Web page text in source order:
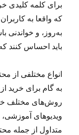
برای کلمه کلیدی
که واقعا به
به‌روز، و خواندنی
باید احساس کنند
انواع مختلفی از
به گام برای خرید
روش‌های مختلف
ویدیوهای آموزشی،
متداول از جمله